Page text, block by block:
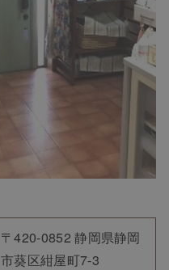
〒420-0852 静岡県静岡
市葵区紺屋町7-3